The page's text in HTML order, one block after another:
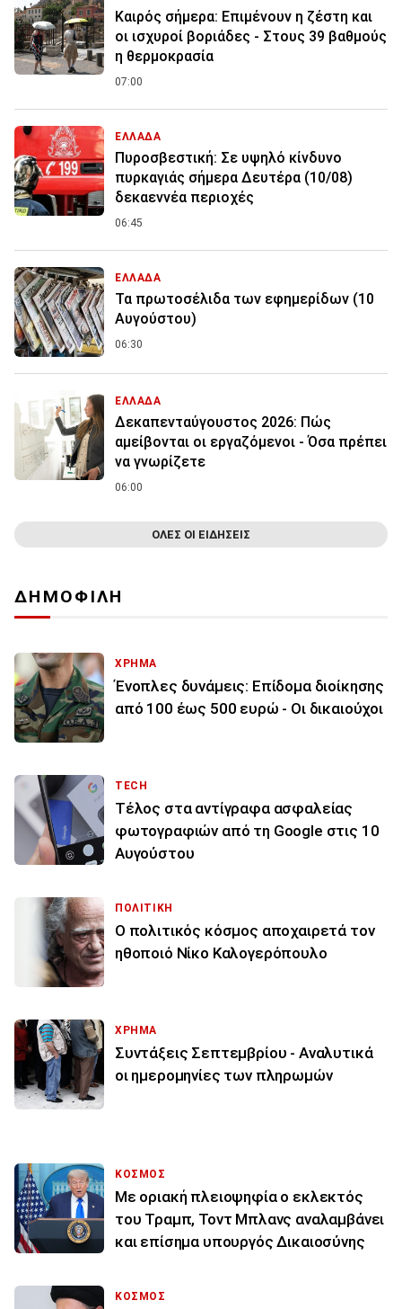
Καιρός σήμερα: Επιμένουν η ζέστη και
οι ισχυροί βοριάδες - Στους 39 βαθμούς
η θερμοκρασία
07:00
ΕΛΛΑΔΑ
Πυροσβεστική: Σε υψηλό κίνδυνο
πυρκαγιάς σήμερα Δευτέρα (10/08)
δεκαεννέα περιοχές
06:45
ΕΛΛΑΔΑ
Τα πρωτοσέλιδα των εφημερίδων (10
Αυγούστου)
06:30
ΕΛΛΑΔΑ
Δεκαπενταύγουστος 2026: Πώς
αμείβονται οι εργαζόμενοι - Όσα πρέπει
να γνωρίζετε
06:00
ΟΛΕΣ ΟΙ ΕΙΔΗΣΕΙΣ
ΔΗΜΟΦΙΛΗ
ΧΡΗΜΑ
Ένοπλες δυνάμεις: Επίδομα διοίκησης
από 100 έως 500 ευρώ - Οι δικαιούχοι
TECH
Τέλος στα αντίγραφα ασφαλείας
φωτογραφιών από τη Google στις 10
Αυγούστου
ΠΟΛΙΤΙΚΗ
Ο πολιτικός κόσμος αποχαιρετά τον
ηθοποιό Νίκο Καλογερόπουλο
ΧΡΗΜΑ
Συντάξεις Σεπτεμβρίου - Αναλυτικά
οι ημερομηνίες των πληρωμών
ΚΟΣΜΟΣ
Με οριακή πλειοψηφία ο εκλεκτός
του Τραμπ, Τοντ Μπλανς αναλαμβάνει
και επίσημα υπουργός Δικαιοσύνης
ΚΟΣΜΟΣ